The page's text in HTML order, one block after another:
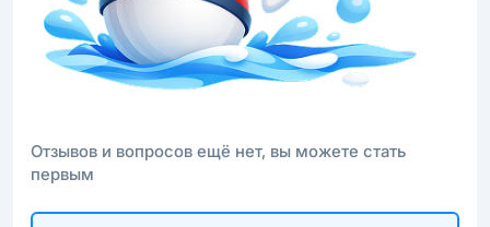
Отзывов и вопросов ещё нет, вы можете стать
первым